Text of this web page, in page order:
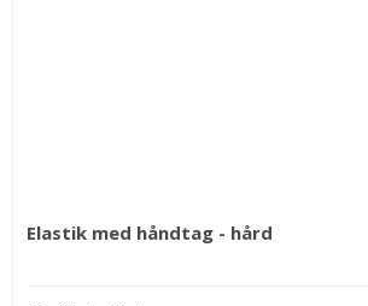
Elastik med håndtag - hård